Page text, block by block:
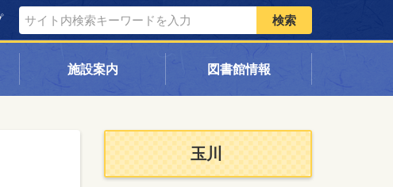
検索
施設案内 図書館情報
玉川